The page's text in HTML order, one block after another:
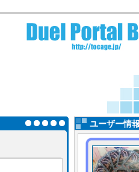
ユーザー情報